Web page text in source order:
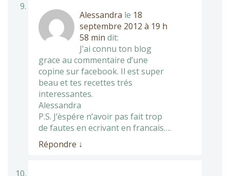
Alessandra le 18
septembre 2012 à 19 h
58 min dit:
J’ai connu ton blog
grace au commentaire d’une
copine sur facebook. Il est super
beau et tes recettes trés
interessantes.
Alessandra
P.S. J’èspére n’avoir pas fait trop
de fautes en ecrivant en francais….
Répondre ↓